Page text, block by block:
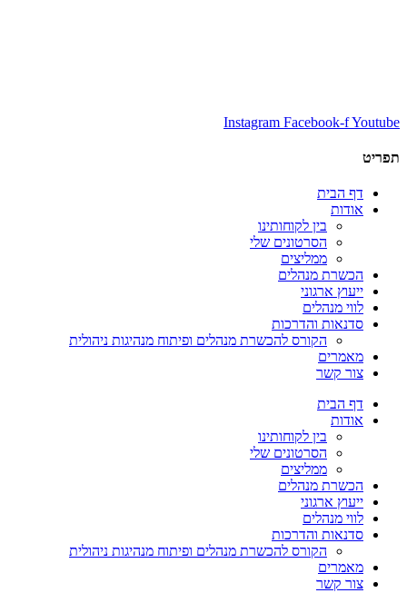
Instagram Facebook-fYoutube
תפריט
דף הבית
אודות
בין לקוחותינו
הסרטונים שלי
ממליצים
הכשרת מנהלים
ייעוץ ארגוני
לווי מנהלים
סדנאות והדרכות
הקורס להכשרת מנהלים ופיתוח מנהיגות ניהולית
מאמרים
צור קשר
דף הבית
אודות
בין לקוחותינו
הסרטונים שלי
ממליצים
הכשרת מנהלים
ייעוץ ארגוני
לווי מנהלים
סדנאות והדרכות
הקורס להכשרת מנהלים ופיתוח מנהיגות ניהולית
מאמרים
צור קשר